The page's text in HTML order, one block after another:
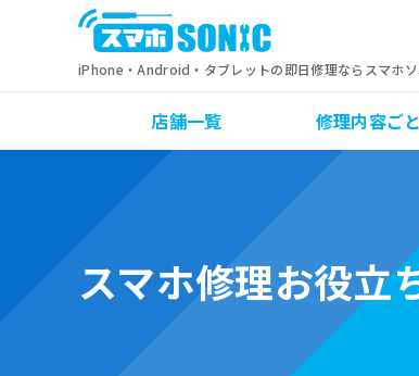
iPhone・Android・タブレットの即日修理ならスマホソ
店舗一覧 修理内容ご
スマホ修理お役立